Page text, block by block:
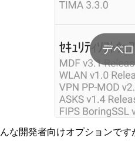
な開発者向けオプションです